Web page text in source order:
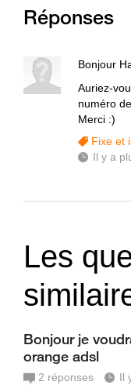
Réponses
Bonjour
Auriez-
numéro
Merci :)
Fixe et
Il y a
Les
Bonjour je
orange adsl
2 réponses Il